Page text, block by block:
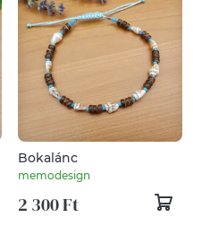
Bokalánc
memodesign
2 300 Ft